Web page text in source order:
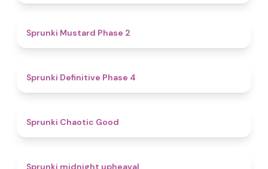
Sprunki Mustard Phase 2
Sprunki Definitive Phase 4
Sprunki Chaotic Good
Sprunki midnight upheaval